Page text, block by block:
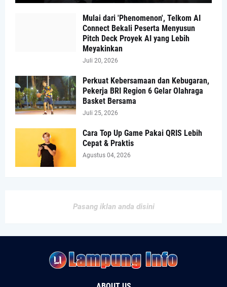
Mulai dari 'Phenomenon', Telkom AI
Connect Bekali Peserta Menyusun
Pitch Deck Proyek AI yang Lebih
Meyakinkan
Juli 20, 2026
Perkuat Kebersamaan dan Kebugaran,
Pekerja BRI Region 6 Gelar Olahraga
Basket Bersama
Juli 25, 2026
Cara Top Up Game Pakai QRIS Lebih
Cepat & Praktis
Agustus 04, 2026
Pasang iklan anda disini